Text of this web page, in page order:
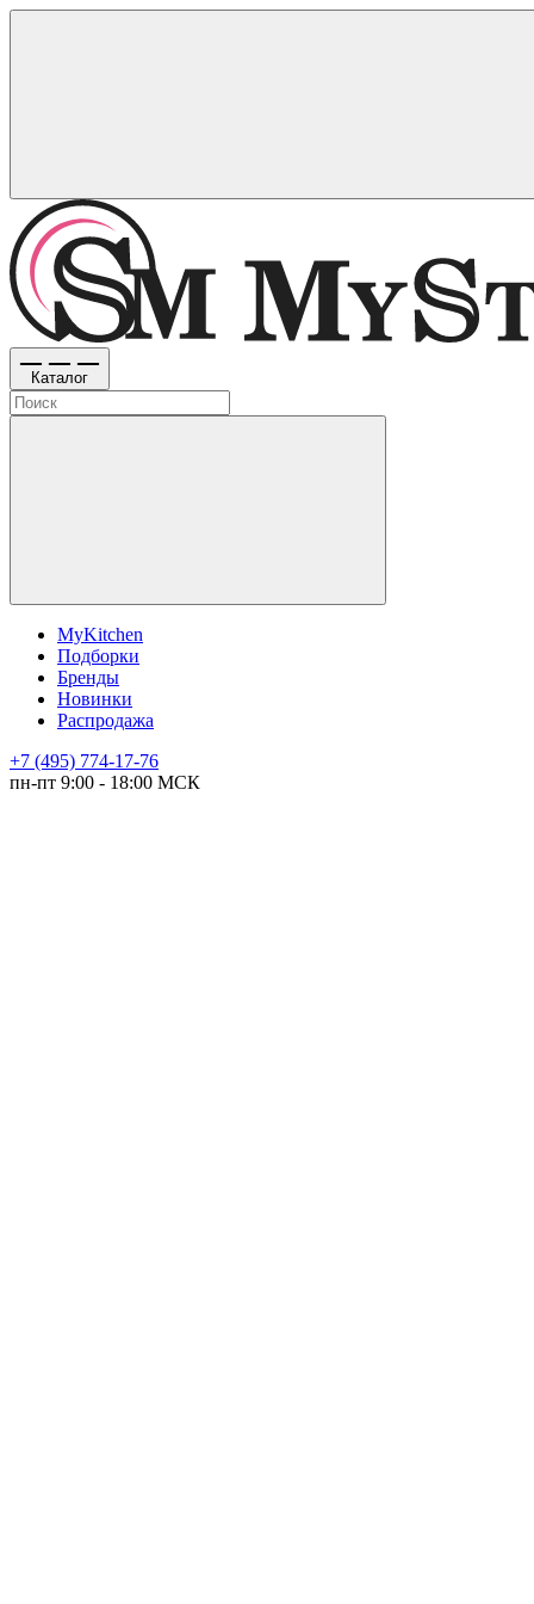
Каталог
MyKitchen
Подборки
Бренды
Новинки
Распродажа
+7 (495) 774-17-76
пн-пт 9:00 - 18:00 МСК